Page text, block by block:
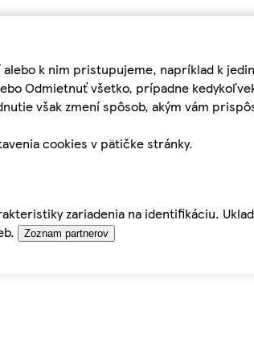
k nim pristupujeme, napríklad k
Odmietnuť všetko, prípadne
však zmení spôsob, akým vám
cookies v pätičke stránky.
zariadenia na identifikáciu.
Zoznam partnerov